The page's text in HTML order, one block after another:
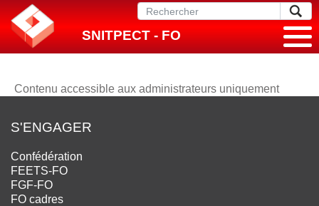
SNITPECT - FO
Contenu accessible aux administrateurs uniquement
S'ENGAGER
Confédération
FEETS-FO
FGF-FO
FO cadres